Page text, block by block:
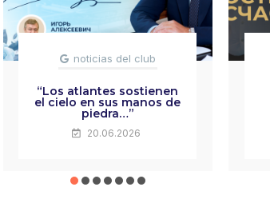
noticias del club
“Los atlantes sostienen
el cielo en sus manos de
piedra…”
20.06.2026